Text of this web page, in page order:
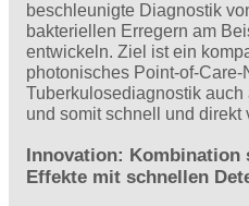
beschleunigte Diagnostik
bakteriellen Erregern am
entwickeln. Ziel ist ein
photonisches Point-of-
Tuberkulosediagnostik
und somit schnell und direkt
Innovation: Kombination
Effekte mit schnellen